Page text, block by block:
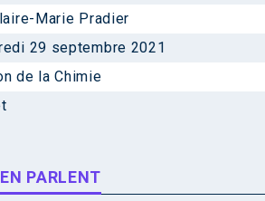
Marie Pradier
29 septembre 2021
de la Chimie
PARLENT